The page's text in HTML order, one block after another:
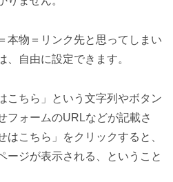
本物＝リンク先と思ってしまい
、自由に設定できます。
こちら」という文字列やボタン
フォームのURLなどが記載さ
はこちら」をクリックすると、
ージが表示される、ということ